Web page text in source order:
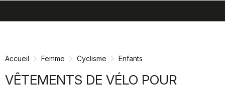
directement
navigation
directement
Accueil Femme Cyclisme Enfants
VÊTEMENTS DE VÉLO POUR